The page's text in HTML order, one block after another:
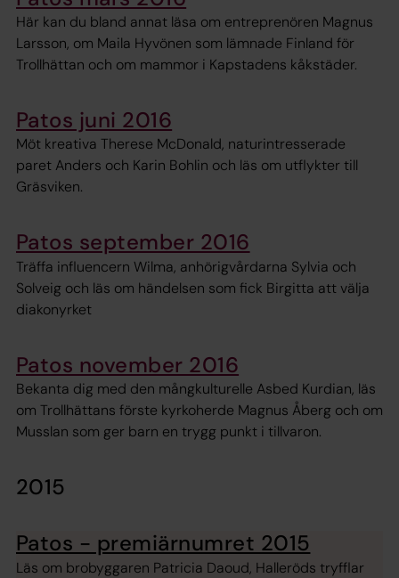
Här kan du bland annat läsa om entreprenören Magnus
Larsson, om Maila Hyvönen som lämnade Finland för
Trollhättan och om mammor i Kapstadens kåkstäder.
Patos juni 2016
Möt kreativa Therese McDonald, naturintresserade
paret Anders och Karin Bohlin och läs om utflykter till
Gräsviken.
Patos september 2016
Träffa influencern Wilma, anhörigvårdarna Sylvia och
Solveig och läs om händelsen som fick Birgitta att välja
diakonyrket
Patos november 2016
Bekanta dig med den mångkulturelle Asbed Kurdian, läs
om Trollhättans förste kyrkoherde Magnus Åberg och om
Musslan som ger barn en trygg punkt i tillvaron.
2015
Patos - premiärnumret 2015
Läs om brobyggaren Patricia Daoud, Halleröds tryfflar